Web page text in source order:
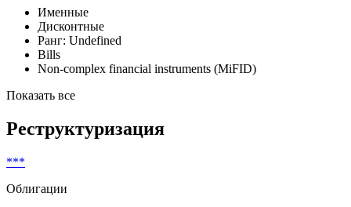
Именные
Дисконтные
Ранг: Undefined
Bills
Non-complex financial instruments (MiFID)
Показать все
Реструктуризация
***
Облигации